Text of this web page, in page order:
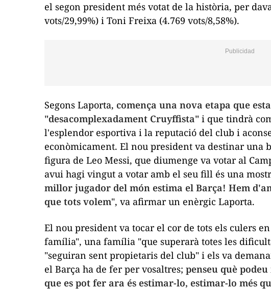
el segon president més votat de la història, per
vots/29,99%) i Toni Freixa (4.769 vots/8,58%).
Segons Laporta, comença una nova etapa que
"desacomplexadament Cruyffista" i que tindrà
l'esplendor esportiva i la reputació del club i
econòmicament. El nou president va destinar una
figura de Leo Messi, que diumenge va votar al
avui hagi vingut a votar amb el seu fill és una
millor jugador del món estima el Barça! Hem
que tots volem", va afirmar un enèrgic Laporta.
El nou president va tocar el cor de tots els culers
família", una família "que superarà totes les
"seguiran sent propietaris del club" i els va
el Barça ha de fer per vosaltres; penseu què
que es pot fer ara és estimar-lo, estimar-lo més